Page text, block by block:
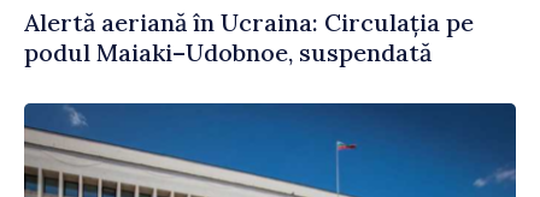
Alertă aeriană în Ucraina: Circulația pe
podul Maiaki–Udobnoe, suspendată